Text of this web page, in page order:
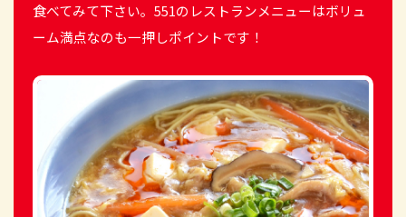
食べてみて下さい。551のレストランメニューはボリュ
ーム満点なのも一押しポイントです！